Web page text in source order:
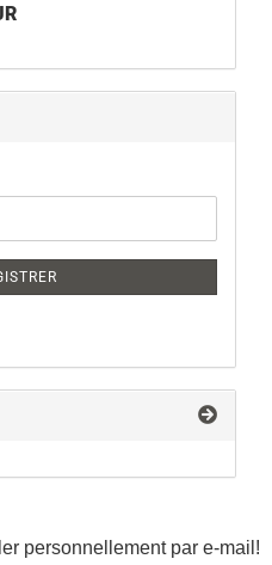
personnellement par e-mail!